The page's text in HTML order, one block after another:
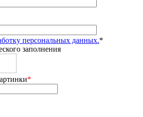
персональных данных.*
заполнения
*